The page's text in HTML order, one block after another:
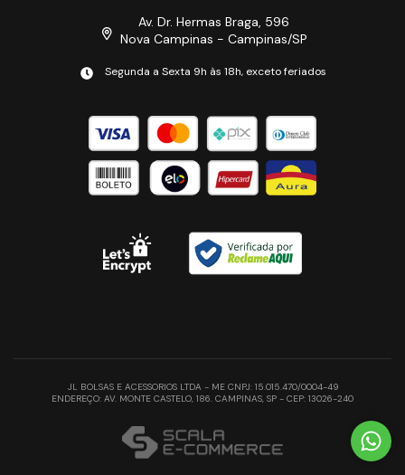
Av. Dr. Hermas Braga, 596
Nova Campinas - Campinas/SP
Segunda a Sexta 9h às 18h, exceto feriados
JL BOLSAS E ACESSORIOS LTDA - ME CNPJ: 15.015.470/0004-49
ENDEREÇO: AV. MONTE CASTELO, 186. CAMPINAS, SP - CEP: 13026-240